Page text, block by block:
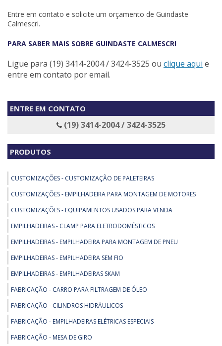
Entre em contato e solicite um orçamento de Guindaste
Calmescri.
PARA SABER MAIS SOBRE GUINDASTE CALMESCRI
Ligue para (19) 3414-2004 / 3424-3525 ou clique aqui e
entre em contato por email.
ENTRE EM CONTATO
(19) 3414-2004 / 3424-3525
PRODUTOS
CUSTOMIZAÇÕES - CUSTOMIZAÇÃO DE PALETEIRAS
CUSTOMIZAÇÕES - EMPILHADEIRA PARA MONTAGEM DE MOTORES
CUSTOMIZAÇÕES - EQUIPAMENTOS USADOS PARA VENDA
EMPILHADEIRAS - CLAMP PARA ELETRODOMÉSTICOS
EMPILHADEIRAS - EMPILHADEIRA PARA MONTAGEM DE PNEU
EMPILHADEIRAS - EMPILHADEIRA SEM FIO
EMPILHADEIRAS - EMPILHADEIRAS SKAM
FABRICAÇÃO - CARRO PARA FILTRAGEM DE ÓLEO
FABRICAÇÃO - CILINDROS HIDRÁULICOS
FABRICAÇÃO - EMPILHADEIRAS ELÉTRICAS ESPECIAIS
FABRICAÇÃO - MESA DE GIRO